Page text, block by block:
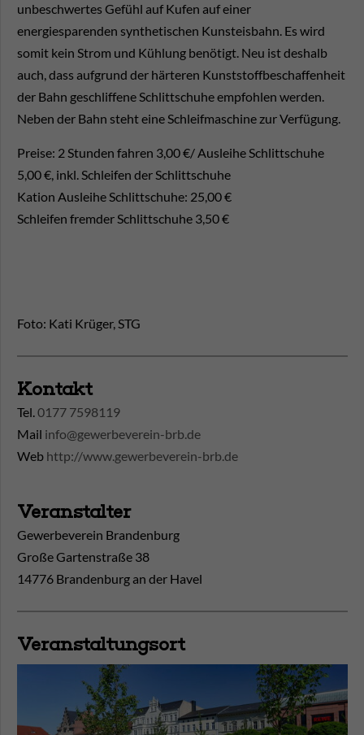
unbeschwertes Gefühl auf Kufen auf einer
energiesparenden synthetischen Kunsteisbahn. Es wird
somit kein Strom und Kühlung benötigt. Neu ist deshalb
auch, dass aufgrund der härteren Kunststoffbeschaffenheit
der Bahn geschliffene Schlittschuhe empfohlen werden.
Neben der Bahn steht eine Schleifmaschine zur Verfügung.
Preise: 2 Stunden fahren 3,00 €/ Ausleihe Schlittschuhe
5,00 €, inkl. Schleifen der Schlittschuhe
Kation Ausleihe Schlittschuhe: 25,00 €
Schleifen fremder Schlittschuhe 3,50 €
Foto: Kati Krüger, STG
Kontakt
Tel.0177 7598119
Mail info@gewerbeverein-brb.de
Web http://www.gewerbeverein-brb.de
Veranstalter
Gewerbeverein Brandenburg
Große Gartenstraße 38
14776 Brandenburg an der Havel
Veranstaltungsort